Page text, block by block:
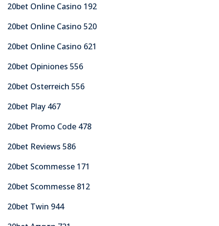
20bet Online Casino 192
20bet Online Casino 520
20bet Online Casino 621
20bet Opiniones 556
20bet Osterreich 556
20bet Play 467
20bet Promo Code 478
20bet Reviews 586
20bet Scommesse 171
20bet Scommesse 812
20bet Twin 944